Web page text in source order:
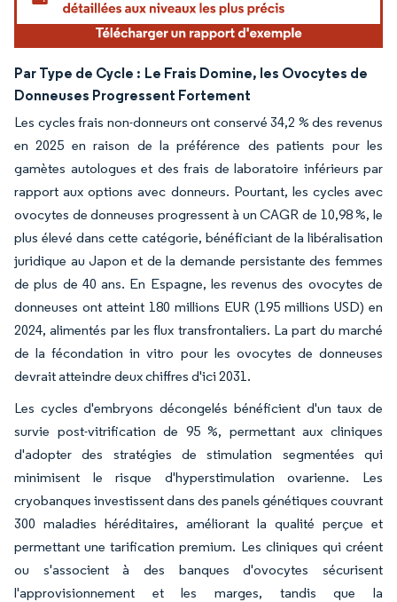
Par Type de Cycle : Le Frais Domine, les Ovocytes de
Donneuses Progressent Fortement
Les cycles frais non-donneurs ont conservé 34,2 % des revenus
en 2025 en raison de la préférence des patients pour les
gamètes autologues et des frais de laboratoire inférieurs par
rapport aux options avec donneurs. Pourtant, les cycles avec
ovocytes de donneuses progressent à un CAGR de 10,98 %, le
plus élevé dans cette catégorie, bénéficiant de la libéralisation
juridique au Japon et de la demande persistante des femmes
de plus de 40 ans. En Espagne, les revenus des ovocytes de
donneuses ont atteint 180 millions EUR (195 millions USD) en
2024, alimentés par les flux transfrontaliers. La part du marché
de la fécondation in vitro pour les ovocytes de donneuses
devrait atteindre deux chiffres d'ici 2031.
Les cycles d'embryons décongelés bénéficient d'un taux de
survie post-vitrification de 95 %, permettant aux cliniques
d'adopter des stratégies de stimulation segmentées qui
minimisent le risque d'hyperstimulation ovarienne. Les
cryobanques investissent dans des panels génétiques couvrant
300 maladies héréditaires, améliorant la qualité perçue et
permettant une tarification premium. Les cliniques qui créent
ou s'associent à des banques d'ovocytes sécurisent
l'approvisionnement et les marges, tandis que la